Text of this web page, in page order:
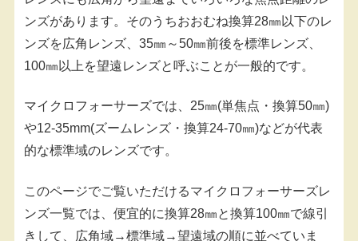
ンズがあります。そのうちおおむね換算28㎜以下のレ
ンズを広角レンズ、35㎜～50㎜前後を標準レンズ、
100㎜以上を望遠レンズと呼ぶことが一般的です。
マイクロフォーサーズでは、25㎜(単焦点・換算50㎜)
や12-35mm(ズームレンズ・換算24-70㎜)などが代表
的な標準域のレンズです。
このページでご覧いただけるマイクロフォーサーズレ
ンズ一覧では、便宜的に換算28㎜と換算100㎜で線引
きして、広角域→標準域→望遠域の順に並べていま